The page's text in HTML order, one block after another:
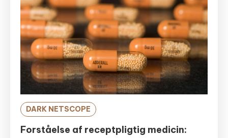
DARK NETSCOPE
Forståelse af receptpligtig medicin: